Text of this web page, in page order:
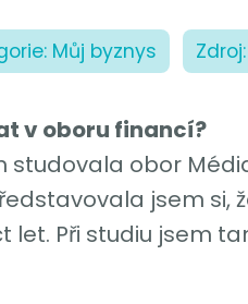
Můj byznys
v oboru financí?
studovala obor
jsem si,
Při studiu jsem